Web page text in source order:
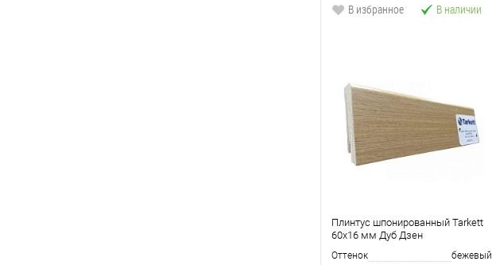
В избранное
В наличии
Плинтус шпонированный Tarkett
60x16 мм Дуб Дзен
Оттенок
бежевый